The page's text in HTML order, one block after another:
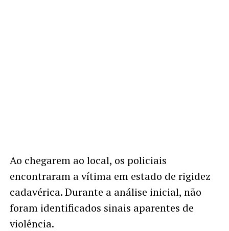
Ao chegarem ao local, os policiais
encontraram a vítima em estado de rigidez
cadavérica. Durante a análise inicial, não
foram identificados sinais aparentes de
violência.